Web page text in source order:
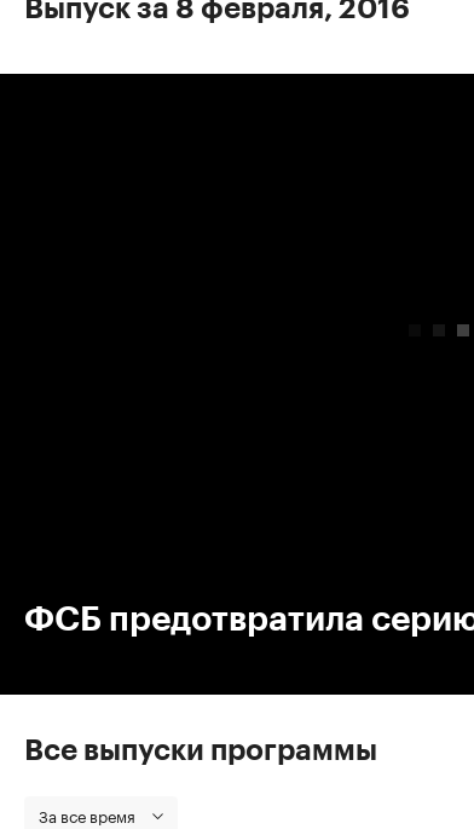
Выпуск за 8 февраля, 2016
ФСБ предотвратила
Все выпуски программы
За все время